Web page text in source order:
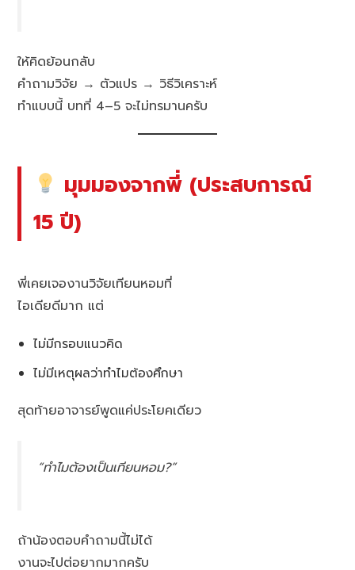
ให้คิดย้อนกลับ
คำถามวิจัย → ตัวแปร → วิธีวิเคราะห์
ทำแบบนี้ บทที่ 4–5 จะไม่ทรมานครับ
มุมมองจากพี่ (ประสบการณ์
15 ปี)
พี่เคยเจองานวิจัยเทียนหอมที่
ไอเดียดีมาก แต่
ไม่มีกรอบแนวคิด
ไม่มีเหตุผลว่าทำไมต้องศึกษา
สุดท้ายอาจารย์พูดแค่ประโยคเดียว
“ทำไมต้องเป็นเทียนหอม?”
ถ้าน้องตอบคำถามนี้ไม่ได้
งานจะไปต่อยากมากครับ